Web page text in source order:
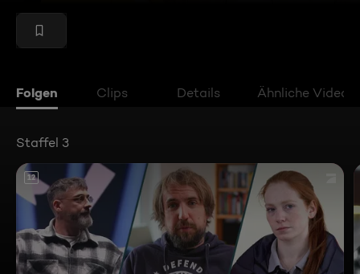
Folgen Clips Details Ähnliche Videos
Staffel 3
12